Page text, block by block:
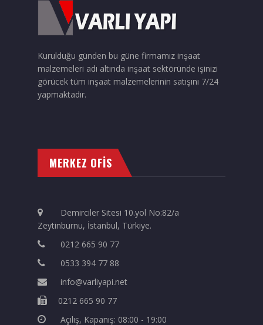
Kurulduğu günden bu güne firmamız inşaat
malzemeleri adı altında inşaat sektöründe işinizi
görücek tüm inşaat malzemelerinin satışını 7/24
yapmaktadır.
MERKEZ OFİS
Demirciler Sitesi 10.yol No:82/a
Zeytinburnu, İstanbul, Türkiye.
0212 665 90 77
0533 394 77 88
info@varliyapi.net
0212 665 90 77
Açılış, Kapanış: 08:00 - 19:00